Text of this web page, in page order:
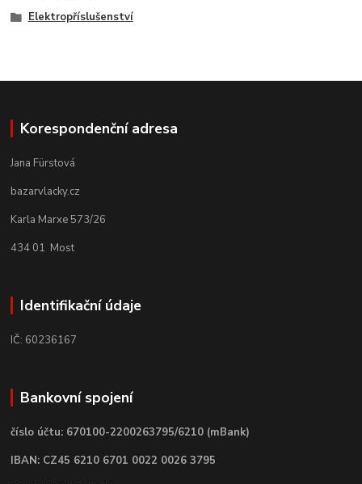
Elektropříslušenství
Korespondenční adresa
Jana Fürstová
bazarvlacky.cz
Karla Marxe 573/26
434 01 Most
Identifikační údaje
IČ: 60236167
Bankovní spojení
číslo účtu: 670100-2200263795/6210 (mBank)
IBAN: CZ45 6210 6701 0022 0026 3795